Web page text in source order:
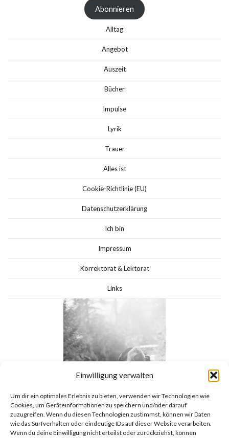
Einwilligung verwalten
Um dir ein optimales Erlebnis zu bieten, verwenden wir Technologien wie
Cookies, um Geräteinformationen zu speichern und/oder darauf
zuzugreifen. Wenn du diesen Technologien zustimmst, können wir Daten
wie das Surfverhalten oder eindeutige IDs auf dieser Website verarbeiten.
Wenn du deine Einwilligung nicht erteilst oder zurückziehst, können
Abonnieren
Alltag
Angebot
Auszeit
Bücher
Impulse
Lyrik
Trauer
Alles ist
Cookie-Richtlinie (EU)
Datenschutzerklärung
Ich bin
Impressum
Korrektorat & Lektorat
Links